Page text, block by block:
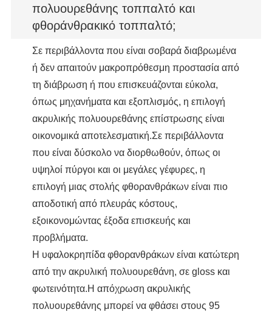
πολυουρεθάνης τοππαλτό και
φθοράνθρακικό τοππαλτό;
Σε περιβάλλοντα που είναι σοβαρά διαβρωμένα
ή δεν απαιτούν μακροπρόθεσμη προστασία από
τη διάβρωση ή που επισκευάζονται εύκολα,
όπως μηχανήματα και εξοπλισμός, η επιλογή
ακρυλικής πολυουρεθάνης επίστρωσης είναι
οικονομικά αποτελεσματική.Σε περιβάλλοντα
που είναι δύσκολο να διορθωθούν, όπως οι
υψηλοί πύργοι και οι μεγάλες γέφυρες, η
επιλογή μιας στολής φθορανθράκων είναι πιο
αποδοτική από πλευράς κόστους,
εξοικονομώντας έξοδα επισκευής και
προβλήματα.
Η υφαλοκρηπίδα φθορανθράκων είναι κατώτερη
από την ακρυλική πολυουρεθάνη, σε gloss και
φωτεινότητα.Η απόχρωση ακρυλικής
πολυουρεθάνης μπορεί να φθάσει στους 95